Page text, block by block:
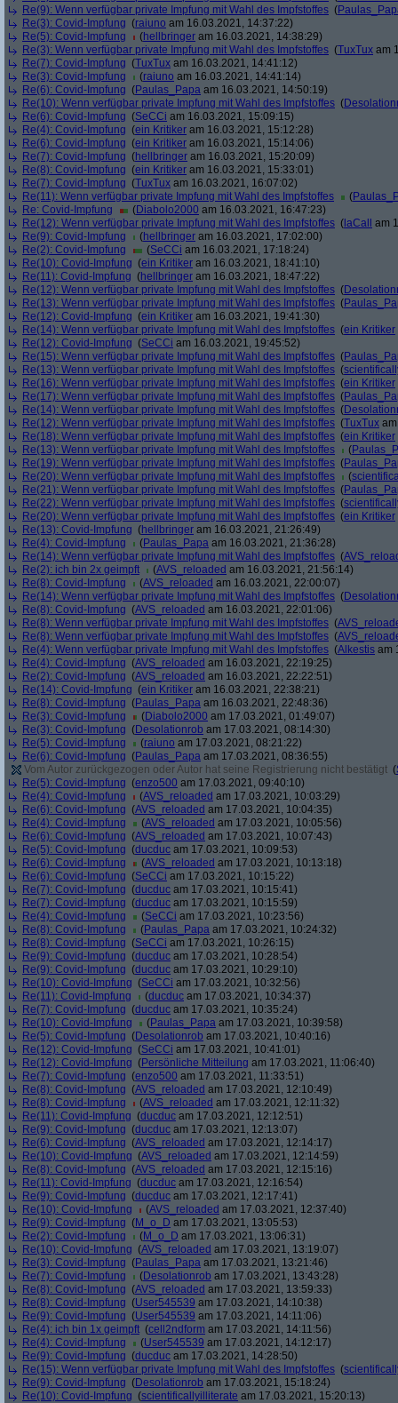
Re(9): Wenn verfügbar private Impfung mit Wahl des Impfstoffes (
Re(3): Covid-Impfung (raiuno am 16.03.2021, 14:37:22)
Re(5): Covid-Impfung
(hellbringer am 16.03.2021, 14:38:29)
Re(3): Wenn verfügbar private Impfung mit Wahl des Impfstoffes (TuxTux am
Re(7): Covid-Impfung (TuxTux am 16.03.2021, 14:41:12)
Re(3): Covid-Impfung
(raiuno am 16.03.2021, 14:41:14)
Re(6): Covid-Impfung (Paulas_Papa am 16.03.2021, 14:50:19)
Re(10): Wenn verfügbar private Impfung mit Wahl des Impfstoffes (
Re(6): Covid-Impfung (SeCCi am 16.03.2021, 15:09:15)
Re(4): Covid-Impfung (ein Kritiker am 16.03.2021, 15:12:28)
Re(6): Covid-Impfung (ein Kritiker am 16.03.2021, 15:14:06)
Re(7): Covid-Impfung (hellbringer am 16.03.2021, 15:20:09)
Re(8): Covid-Impfung (ein Kritiker am 16.03.2021, 15:33:01)
Re(7): Covid-Impfung (TuxTux am 16.03.2021, 16:07:02)
Re(11): Wenn verfügbar private Impfung mit Wahl des Impfstoffes
(
Re: Covid-Impfung
(Diabolo2000 am 16.03.2021, 16:47:23)
Re(12): Wenn verfügbar private Impfung mit Wahl des Impfstoffes ( laCall
am
Re(9): Covid-Impfung
(hellbringer am 16.03.2021, 17:02:00)
Re(2): Covid-Impfung
(SeCCi am 16.03.2021, 17:18:24)
Re(10): Covid-Impfung (ein Kritiker am 16.03.2021, 18:41:10)
Re(11): Covid-Impfung (hellbringer am 16.03.2021, 18:47:22)
Re(12): Wenn verfügbar private Impfung mit Wahl des Impfstoffes (
Re(13): Wenn verfügbar private Impfung mit Wahl des Impfstoffes (
Re(12): Covid-Impfung (ein Kritiker am 16.03.2021, 19:41:30)
Re(14): Wenn verfügbar private Impfung mit Wahl des Impfstoffes (ein Kritiker
Re(12): Covid-Impfung (SeCCi am 16.03.2021, 19:45:52)
Re(15): Wenn verfügbar private Impfung mit Wahl des Impfstoffes (
Re(13): Wenn verfügbar private Impfung mit Wahl des Impfstoffes (
Re(16): Wenn verfügbar private Impfung mit Wahl des Impfstoffes (ein Kritiker
Re(17): Wenn verfügbar private Impfung mit Wahl des Impfstoffes (
Re(14): Wenn verfügbar private Impfung mit Wahl des Impfstoffes (
Re(12): Wenn verfügbar private Impfung mit Wahl des Impfstoffes (TuxTux
Re(18): Wenn verfügbar private Impfung mit Wahl des Impfstoffes (ein Kritiker
Re(13): Wenn verfügbar private Impfung mit Wahl des Impfstoffes
(
Re(19): Wenn verfügbar private Impfung mit Wahl des Impfstoffes (
Re(20): Wenn verfügbar private Impfung mit Wahl des Impfstoffes
(
Re(21): Wenn verfügbar private Impfung mit Wahl des Impfstoffes (
Re(22): Wenn verfügbar private Impfung mit Wahl des Impfstoffes (
Re(20): Wenn verfügbar private Impfung mit Wahl des Impfstoffes (ein Kritiker
Re(13): Covid-Impfung (hellbringer am 16.03.2021, 21:26:49)
Re(4): Covid-Impfung
(Paulas_Papa am 16.03.2021, 21:36:28)
Re(14): Wenn verfügbar private Impfung mit Wahl des Impfstoffes (
Re(2): ich bin 2x geimpft
(AVS_reloaded am 16.03.2021, 21:56:14)
Re(8): Covid-Impfung
(AVS_reloaded am 16.03.2021, 22:00:07)
Re(14): Wenn verfügbar private Impfung mit Wahl des Impfstoffes (
Re(8): Covid-Impfung (AVS_reloaded am 16.03.2021, 22:01:06)
Re(8): Wenn verfügbar private Impfung mit Wahl des Impfstoffes (
Re(8): Wenn verfügbar private Impfung mit Wahl des Impfstoffes (
Re(4): Wenn verfügbar private Impfung mit Wahl des Impfstoffes (Alkestis am
Re(4): Covid-Impfung (AVS_reloaded am 16.03.2021, 22:19:25)
Re(2): Covid-Impfung (AVS_reloaded am 16.03.2021, 22:22:51)
Re(14): Covid-Impfung (ein Kritiker am 16.03.2021, 22:38:21)
Re(8): Covid-Impfung (Paulas_Papa am 16.03.2021, 22:48:36)
Re(3): Covid-Impfung
(Diabolo2000 am 17.03.2021, 01:49:07)
Re(3): Covid-Impfung (Desolationrob am 17.03.2021, 08:14:30)
Re(5): Covid-Impfung
(raiuno am 17.03.2021, 08:21:22)
Re(6): Covid-Impfung (Paulas_Papa am 17.03.2021, 08:36:55)
Vom Autor zurückgezogen oder Autor hat seine Registrierung nicht bestätigt (
Re(5): Covid-Impfung (enzo500 am 17.03.2021, 09:40:10)
Re(4): Covid-Impfung
(AVS_reloaded am 17.03.2021, 10:03:29)
Re(6): Covid-Impfung (AVS_reloaded am 17.03.2021, 10:04:35)
Re(4): Covid-Impfung
(AVS_reloaded am 17.03.2021, 10:05:56)
Re(6): Covid-Impfung (AVS_reloaded am 17.03.2021, 10:07:43)
Re(5): Covid-Impfung (ducduc am 17.03.2021, 10:09:53)
Re(6): Covid-Impfung
(AVS_reloaded am 17.03.2021, 10:13:18)
Re(6): Covid-Impfung (SeCCi am 17.03.2021, 10:15:22)
Re(7): Covid-Impfung (ducduc am 17.03.2021, 10:15:41)
Re(7): Covid-Impfung (ducduc am 17.03.2021, 10:15:59)
Re(4): Covid-Impfung
(SeCCi am 17.03.2021, 10:23:56)
Re(8): Covid-Impfung
(Paulas_Papa am 17.03.2021, 10:24:32)
Re(8): Covid-Impfung (SeCCi am 17.03.2021, 10:26:15)
Re(9): Covid-Impfung (ducduc am 17.03.2021, 10:28:54)
Re(9): Covid-Impfung (ducduc am 17.03.2021, 10:29:10)
Re(10): Covid-Impfung (SeCCi am 17.03.2021, 10:32:56)
Re(11): Covid-Impfung
(ducduc am 17.03.2021, 10:34:37)
Re(7): Covid-Impfung (ducduc am 17.03.2021, 10:35:24)
Re(10): Covid-Impfung
(Paulas_Papa am 17.03.2021, 10:39:58)
Re(5): Covid-Impfung (Desolationrob am 17.03.2021, 10:40:16)
Re(12): Covid-Impfung (SeCCi am 17.03.2021, 10:41:01)
Re(12): Covid-Impfung (Persönliche Mitteilung am 17.03.2021, 11:06:40)
Re(7): Covid-Impfung (enzo500 am 17.03.2021, 11:33:51)
Re(8): Covid-Impfung (AVS_reloaded am 17.03.2021, 12:10:49)
Re(8): Covid-Impfung
(AVS_reloaded am 17.03.2021, 12:11:32)
Re(11): Covid-Impfung (ducduc am 17.03.2021, 12:12:51)
Re(9): Covid-Impfung (ducduc am 17.03.2021, 12:13:07)
Re(6): Covid-Impfung (AVS_reloaded am 17.03.2021, 12:14:17)
Re(10): Covid-Impfung (AVS_reloaded am 17.03.2021, 12:14:59)
Re(8): Covid-Impfung (AVS_reloaded am 17.03.2021, 12:15:16)
Re(11): Covid-Impfung (ducduc am 17.03.2021, 12:16:54)
Re(9): Covid-Impfung (ducduc am 17.03.2021, 12:17:41)
Re(10): Covid-Impfung
(AVS_reloaded am 17.03.2021, 12:37:40)
Re(9): Covid-Impfung (M_o_D am 17.03.2021, 13:05:53)
Re(2): Covid-Impfung
(M_o_D am 17.03.2021, 13:06:31)
Re(10): Covid-Impfung (AVS_reloaded am 17.03.2021, 13:19:07)
Re(3): Covid-Impfung (Paulas_Papa am 17.03.2021, 13:21:46)
Re(7): Covid-Impfung
(Desolationrob am 17.03.2021, 13:43:28)
Re(8): Covid-Impfung (AVS_reloaded am 17.03.2021, 13:59:33)
Re(8): Covid-Impfung (User545539 am 17.03.2021, 14:10:38)
Re(9): Covid-Impfung (User545539 am 17.03.2021, 14:11:06)
Re(4): ich bin 1x geimpft (cell2ndform am 17.03.2021, 14:11:56)
Re(4): Covid-Impfung
(User545539 am 17.03.2021, 14:12:17)
Re(9): Covid-Impfung (ducduc am 17.03.2021, 14:28:50)
Re(15): Wenn verfügbar private Impfung mit Wahl des Impfstoffes (
Re(9): Covid-Impfung (Desolationrob am 17.03.2021, 15:18:24)
Re(10): Covid-Impfung (scientificallyilliterate am 17.03.2021, 15:20:13)